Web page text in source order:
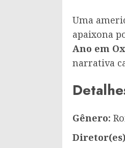
Uma
apaixona
Ano em
narrativa
Gênero: